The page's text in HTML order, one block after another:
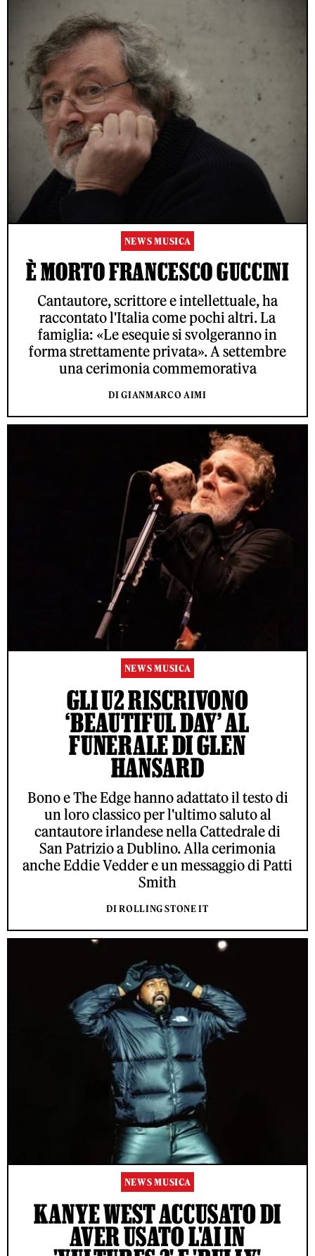
NEWS MUSICA
È MORTO FRANCESCO GUCCINI
Cantautore, scrittore e intellettuale, ha
raccontato l'Italia come pochi altri. La
famiglia: «Le esequie si svolgeranno in
forma strettamente privata». A settembre
una cerimonia commemorativa
DI GIANMARCO AIMI
NEWS MUSICA
GLI U2 RISCRIVONO
‘BEAUTIFUL DAY’ AL
FUNERALE DI GLEN
HANSARD
Bono e The Edge hanno adattato il testo di
un loro classico per l'ultimo saluto al
cantautore irlandese nella Cattedrale di
San Patrizio a Dublino. Alla cerimonia
anche Eddie Vedder e un messaggio di Patti
Smith
DI ROLLING STONE IT
NEWS MUSICA
KANYE WEST ACCUSATO DI
AVER USATO L'AI IN